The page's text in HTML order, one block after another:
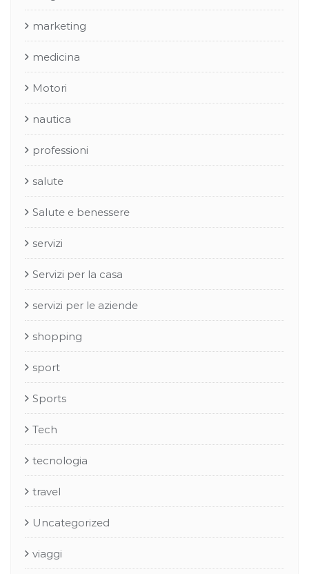
marketing
medicina
Motori
nautica
professioni
salute
Salute e benessere
servizi
Servizi per la casa
servizi per le aziende
shopping
sport
Sports
Tech
tecnologia
travel
Uncategorized
viaggi